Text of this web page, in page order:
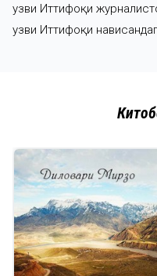
узви Иттифоқи
узви Иттифоқи